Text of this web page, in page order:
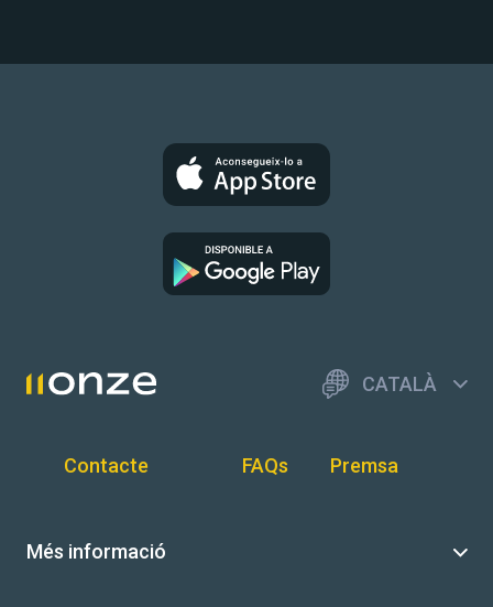
CATALÀ
Contacte FAQs Premsa
Més informació